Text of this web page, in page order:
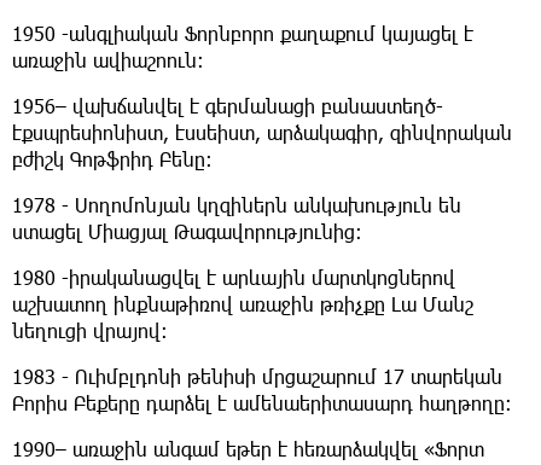
1950 -անգլիական Ֆորնբորո քաղաքում կայացել է
առաջին ավիաշոուն։
1956– վախճանվել է գերմանացի բանաստեղծ-
էքսպրեսիոնիստ, էսսեիստ, արձակագիր, զինվորական
բժիշկ Գոթֆրիդ Բենը։
1978 - Սողոմոնյան կղզիներն անկախություն են
ստացել Միացյալ Թագավորությունից։
1980 -իրականացվել է արևային մարտկոցներով
աշխատող ինքնաթիռով առաջին թռիչքը Լա Մանշ
նեղուցի վրայով։
1983 - Ուիմբլդոնի թենիսի մրցաշարում 17 տարեկան
Բորիս Բեքերը դարձել է ամենաերիտասարդ հաղթողը։
1990– առաջին անգամ եթեր է հեռարձակվել «Ֆորտ